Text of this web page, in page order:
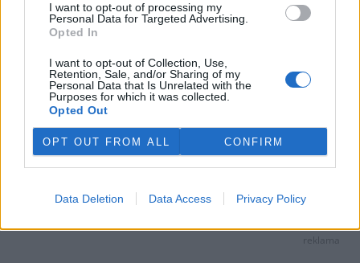
I want to opt-out of processing my
Personal Data for Targeted Advertising.
Opted In
I want to opt-out of Collection, Use,
Retention, Sale, and/or Sharing of my
Personal Data that Is Unrelated with the
Purposes for which it was collected.
Opted Out
OPT OUT FROM ALL CONFIRM
Data Deletion Data Access Privacy Policy
Adin Vyhlídka
Autor je čtenář EkoListu
tisknout
Ekolist.cz nabízí v rubrice Názory a komentáře prostor pro
otevřenou diskuzi. V žádném případě ale nejsou zde publikované
texty názorem Ekolistu nebo jeho vydavatele, nýbrž jen a pouze
ekolist@ekolist.cz.
reklama